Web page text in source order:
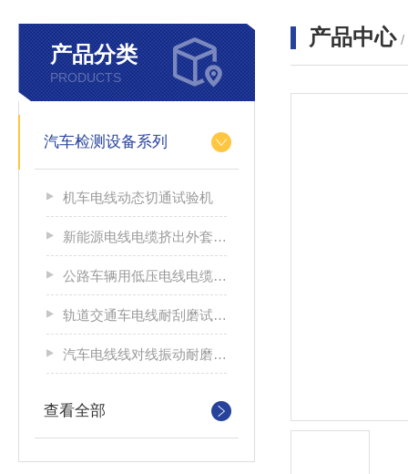
产品分类
PRODUCTS
汽车检测设备系列
机车电线动态切通试验机
新能源电线电缆挤出外套刮磨试验仪
公路车辆用低压电线电缆耐刮磨试验机
轨道交通车电线耐刮磨试验机
汽车电线线对线振动耐磨试验机
查看全部
产品中心 /